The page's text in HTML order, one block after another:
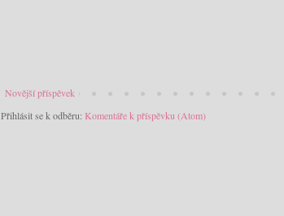
Novější příspěvek
Přihlásit se k odběru: Komentáře k příspěvku (Atom)